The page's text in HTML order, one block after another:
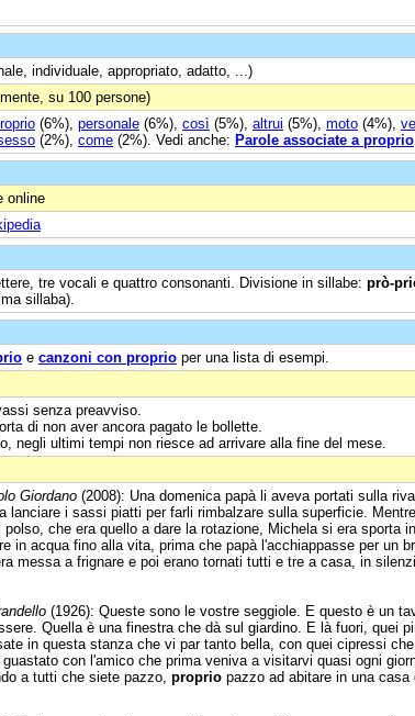
individuale, appropriato, adatto, ...)
su 100 persone)
(6%), personale (6%), così (5%), altrui (5%), moto (4%),
(2%), come (2%). Vedi anche: Parole associate a proprio
online
tre vocali e quattro consonanti. Divisione in sillabe: prò-
sillaba).
e canzoni con proprio per una lista di esempi.
senza preavviso.
di non aver ancora pagato le bollette.
negli ultimi tempi non riesce ad arrivare alla fine del mese.
Giordano (2008): Una domenica papà li aveva portati sulla riva,
lanciare i sassi piatti per farli rimbalzare sulla superficie.
che era quello a dare la rotazione, Michela si era sporta in
in acqua fino alla vita, prima che papà l'acchiappasse per un
messa a frignare e poi erano tornati tutti e tre a casa, in
(1926): Queste sono le vostre seggiole. E questo è un
Quella è una finestra che dà sul giardino. E là fuori, quei
in questa stanza che vi par tanto bella, con quei cipressi
con l'amico che prima veniva a visitarvi quasi ogni
a tutti che siete pazzo, proprio pazzo ad abitare in una casa